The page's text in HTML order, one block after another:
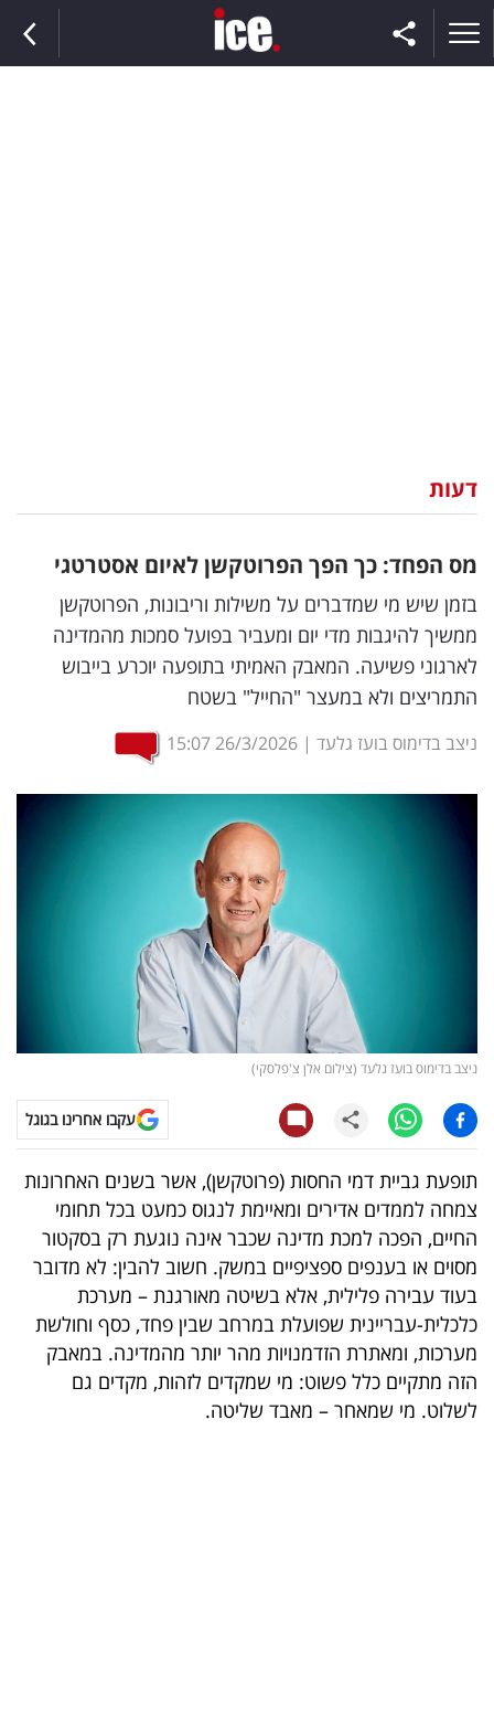
וצרכנות
וטק
שיווק
ופרסום
משפט
מדדים
טלוויזיה
עסקי
ספורט
קריירה
ולימודים
מינויים
רייטינג
דעות
מס הפחד: כך הפך הפרוטקשן לאיום אסטרטגי
בזמן שיש מי שמדברים על משילות וריבונות, הפרוטקשן
ממשיך להיגבות מדי יום ומעביר בפועל סמכות מהמדינה
לארגוני פשיעה. המאבק האמיתי בתופעה יוכרע בייבוש
התמריצים ולא במעצר "החייל" בשטח
ניצב בדימוס בועז גלעד |
26/3/2026
15:07
ניצב בדימוס בועז גלעד (צילום אלן צ'פלסקי)
עקבו אחרינו בגוגל
תופעת גביית דמי החסות (פרוטקשן), אשר בשנים האחרונות
צמחה לממדים אדירים ומאיימת לנגוס כמעט בכל תחומי
החיים, הפכה למכת מדינה שכבר אינה נוגעת רק בסקטור
מסוים או בענפים ספציפיים במשק. חשוב להבין: לא מדובר
בעוד עבירה פלילית, אלא בשיטה מאורגנת – מערכת
כלכלית-עבריינית שפועלת במרחב שבין פחד, כסף וחולשת
מערכות, ומאתרת הזדמנויות מהר יותר מהמדינה. במאבק
הזה מתקיים כלל פשוט: מי שמקדים לזהות, מקדים גם
לשלוט. מי שמאחר – מאבד שליטה.